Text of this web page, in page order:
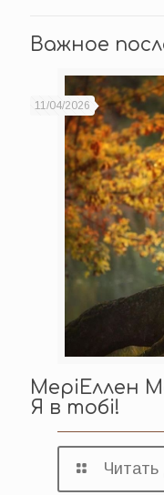
Важное
11/04/2026
МеріЕллен
Я в тобі!